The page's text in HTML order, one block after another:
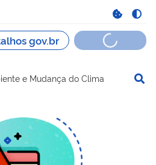
navegação
e Mudança do Clima